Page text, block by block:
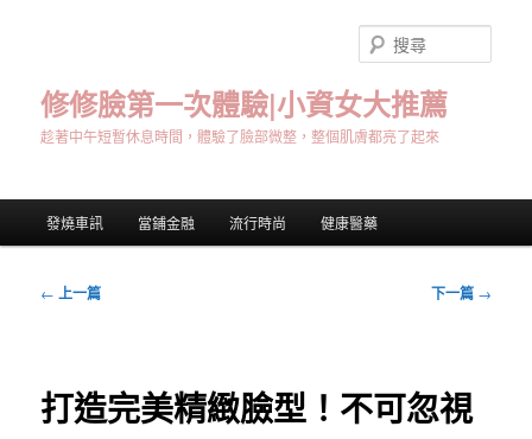
修修臉第一次體驗|小資女大推薦
趁著中午短暫休息時間，體驗了臉部微整，整個肌膚都亮了起來
尋
發燒車訊 當鋪金融 流行時尚 健康醫藥
文
← 上一篇 下一篇 →
打造完美精緻臉型！不可忽視